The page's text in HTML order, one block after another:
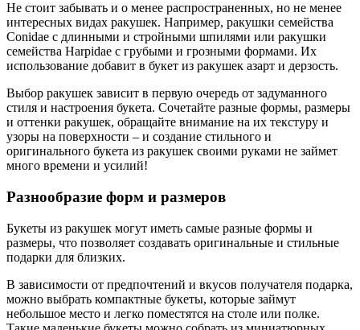
Не стоит забывать и о менее распространенных, но не менее
интересных видах ракушек. Например, ракушки семейства
Conidae с длинными и стройными шпилями или ракушки
семейства Harpidae с грубыми и грозными формами. Их
использование добавит в букет из ракушек азарт и дерзость.
Выбор ракушек зависит в первую очередь от задуманного
стиля и настроения букета. Сочетайте разные формы, размеры
и оттенки ракушек, обращайте внимание на их текстуру и
узоры на поверхности – и создание стильного и
оригинального букета из ракушек своими руками не займет
много времени и усилий!
Разнообразие форм и размеров
Букеты из ракушек могут иметь самые разные формы и
размеры, что позволяет создавать оригинальные и стильные
подарки для близких.
В зависимости от предпочтений и вкусов получателя подарка,
можно выбрать компактные букеты, которые займут
небольшое место и легко поместятся на столе или полке.